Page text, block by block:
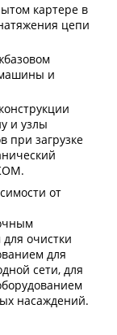
картере в
цепи
машины и
и узлы
при загрузке
от
очистки
для
сети, для
насаждений.